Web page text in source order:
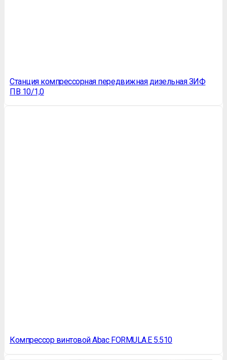
Станция компрессорная передвижная дизельная ЗИФ
ПВ 10/1,0
Компрессор винтовой Abac FORMULA.E 5.510